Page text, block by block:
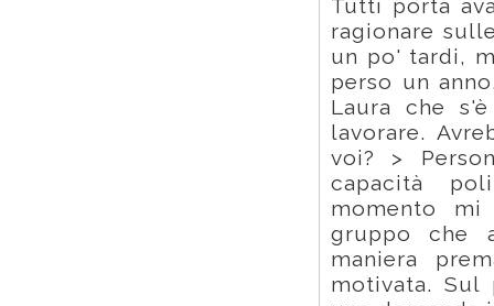
Tutti porta
ragionare
un po' tardi,
perso un
Laura che
lavorare.
voi? >
capacità
momento
gruppo che
maniera
motivata.